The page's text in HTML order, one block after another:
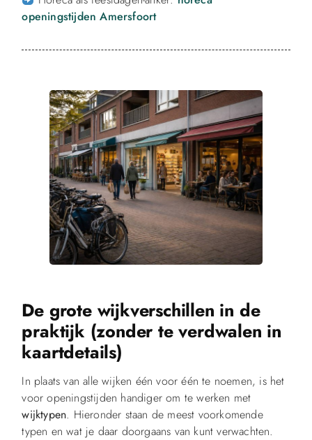
openingstijden Amersfoort
De grote wijkverschillen in de
praktijk (zonder te verdwalen in
kaartdetails)
In plaats van alle wijken één voor één te noemen, is het
voor openingstijden handiger om te werken met
wijktypen. Hieronder staan de meest voorkomende
typen en wat je daar doorgaans van kunt verwachten.